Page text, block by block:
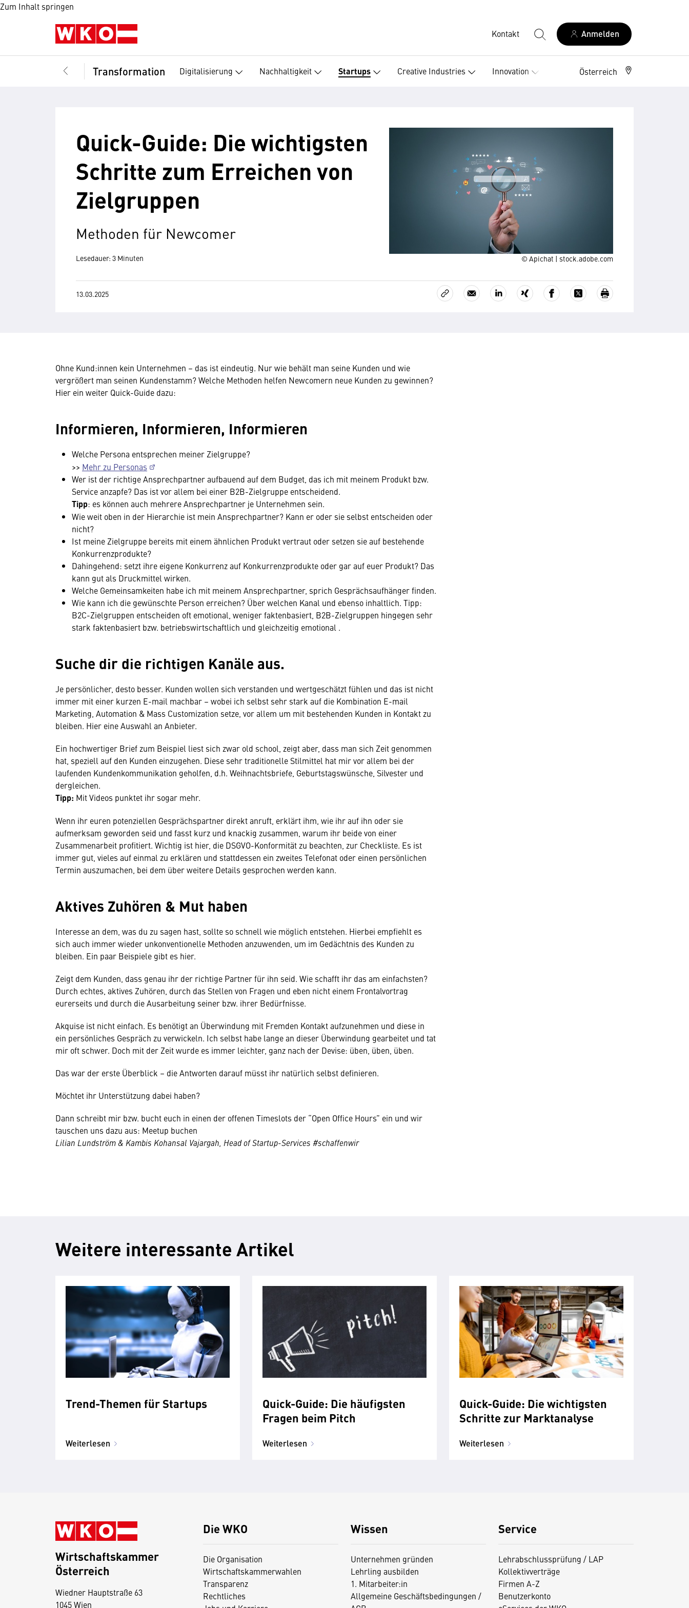
Zum Inhalt springen
Kontakt Anmelden
Transformation Digitalisierung Nachhaltigkeit Startups Creative Industries Innovation Österreich
© Apichat | stock.adobe.com
Quick-Guide: Die wichtigsten
Schritte zum Erreichen von
Zielgruppen
Methoden für Newcomer
Lesedauer: 3 Minuten
13.03.2025
Ohne Kund:innen kein Unternehmen – das ist eindeutig. Nur wie behält man seine Kunden und wie
vergrößert man seinen Kundenstamm? Welche Methoden helfen Newcomern neue Kunden zu gewinnen?
Hier ein weiter Quick-Guide dazu:
Informieren, Informieren, Informieren
Welche Persona entsprechen meiner Zielgruppe?
>> Mehr zu Personas
Wer ist der richtige Ansprechpartner aufbauend auf dem Budget, das ich mit meinem Produkt bzw.
Service anzapfe? Das ist vor allem bei einer B2B-Zielgruppe entscheidend.
Tipp: es können auch mehrere Ansprechpartner je Unternehmen sein.
Wie weit oben in der Hierarchie ist mein Ansprechpartner? Kann er oder sie selbst entscheiden oder
nicht?
Ist meine Zielgruppe bereits mit einem ähnlichen Produkt vertraut oder setzen sie auf bestehende
Konkurrenzprodukte?
Dahingehend: setzt ihre eigene Konkurrenz auf Konkurrenzprodukte oder gar auf euer Produkt? Das
kann gut als Druckmittel wirken.
Welche Gemeinsamkeiten habe ich mit meinem Ansprechpartner, sprich Gesprächsaufhänger finden.
Wie kann ich die gewünschte Person erreichen? Über welchen Kanal und ebenso inhaltlich. Tipp:
B2C-Zielgruppen entscheiden oft emotional, weniger faktenbasiert, B2B-Zielgruppen hingegen sehr
stark faktenbasiert bzw. betriebswirtschaftlich und gleichzeitig emotional .
Suche dir die richtigen Kanäle aus.
Je persönlicher, desto besser. Kunden wollen sich verstanden und wertgeschätzt fühlen und das ist nicht
immer mit einer kurzen E-mail machbar – wobei ich selbst sehr stark auf die Kombination E-mail
Marketing, Automation & Mass Customization setze, vor allem um mit bestehenden Kunden in Kontakt zu
bleiben. Hier eine Auswahl an Anbieter.
Ein hochwertiger Brief zum Beispiel liest sich zwar old school, zeigt aber, dass man sich Zeit genommen
hat, speziell auf den Kunden einzugehen. Diese sehr traditionelle Stilmittel hat mir vor allem bei der
laufenden Kundenkommunikation geholfen, d.h. Weihnachtsbriefe, Geburtstagswünsche, Silvester und
dergleichen.
Tipp: Mit Videos punktet ihr sogar mehr.
Wenn ihr euren potenziellen Gesprächspartner direkt anruft, erklärt ihm, wie ihr auf ihn oder sie
aufmerksam geworden seid und fasst kurz und knackig zusammen, warum ihr beide von einer
Zusammenarbeit profitiert. Wichtig ist hier, die DSGVO-Konformität zu beachten, zur Checkliste. Es ist
immer gut, vieles auf einmal zu erklären und stattdessen ein zweites Telefonat oder einen persönlichen
Termin auszumachen, bei dem über weitere Details gesprochen werden kann.
Aktives Zuhören & Mut haben
Interesse an dem, was du zu sagen hast, sollte so schnell wie möglich entstehen. Hierbei empfiehlt es
sich auch immer wieder unkonventionelle Methoden anzuwenden, um im Gedächtnis des Kunden zu
bleiben. Ein paar Beispiele gibt es hier.
Zeigt dem Kunden, dass genau ihr der richtige Partner für ihn seid. Wie schafft ihr das am einfachsten?
Durch echtes, aktives Zuhören, durch das Stellen von Fragen und eben nicht einem Frontalvortrag
eurerseits und durch die Ausarbeitung seiner bzw. ihrer Bedürfnisse.
Akquise ist nicht einfach. Es benötigt an Überwindung mit Fremden Kontakt aufzunehmen und diese in
ein persönliches Gespräch zu verwickeln. Ich selbst habe lange an dieser Überwindung gearbeitet und tat
mir oft schwer. Doch mit der Zeit wurde es immer leichter, ganz nach der Devise: üben, üben, üben.
Das war der erste Überblick – die Antworten darauf müsst ihr natürlich selbst definieren.
Möchtet ihr Unterstützung dabei haben?
Dann schreibt mir bzw. bucht euch in einen der offenen Timeslots der “Open Office Hours” ein und wir
tauschen uns dazu aus: Meetup buchen
Lilian Lundström & Kambis Kohansal Vajargah, Head of Startup-Services #schaffenwir
Weitere interessante Artikel
Trend-Themen für Startups
Weiterlesen
Quick-Guide: Die häufigsten
Fragen beim Pitch
Weiterlesen
Quick-Guide: Die wichtigsten
Schritte zur Marktanalyse
Weiterlesen
Die WKO
Die Organisation
Wirtschaftskammerwahlen
Transparenz
Rechtliches
Wissen
Unternehmen gründen
Lehrling ausbilden
1. Mitarbeiter:in
Allgemeine Geschäftsbedingungen /
Service
Lehrabschlussprüfung / LAP
Kollektivverträge
Firmen A-Z
Benutzerkonto
Wirtschaftskammer
Österreich
Wiedner Hauptstraße 63
1045 Wien